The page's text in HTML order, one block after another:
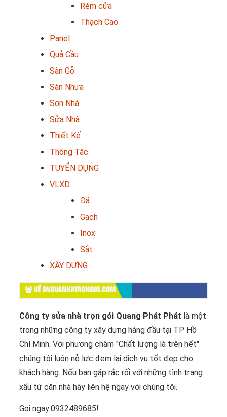
Rèm cửa
Thạch Cao
Panel
Quả Cầu
Sàn Gỗ
Sàn Nhựa
Sơn Nhà
Sửa Nhà
Thiết Kế
Thông Tắc
TUYỂN DỤNG
VLXD
Đá
Gạch
Inox
Sắt
XÂY DỰNG
VỀ DVSUANHATRONGOI.COM
Công ty sửa nhà trọn gói Quang Phát Phát là một
trong những công ty xây dựng hàng đầu tại TP Hồ
Chí Minh. Với phương châm "Chất lượng là trên hết"
chúng tôi luôn nỗ lực đem lại dịch vụ tốt đẹp cho
khách hàng. Nếu bạn gặp rắc rối với những tình trạng
xấu từ căn nhà hãy liên hệ ngay với chúng tôi.
Gọi ngay:0932489685!